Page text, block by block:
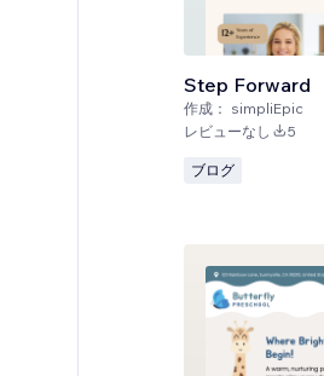
Step Forward
作成： simpliEpic
レビューなし 5
ブログ